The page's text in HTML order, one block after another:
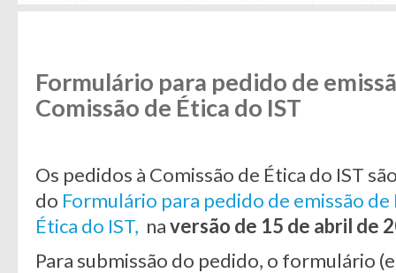
Formulário para pedido de
Comissão de Ética do IST
Os pedidos à Comissão de Ética do IST
do Formulário para pedido de emissão de
Ética do IST, naversão de 15 de abril de
Para submissão do pedido, o formulário